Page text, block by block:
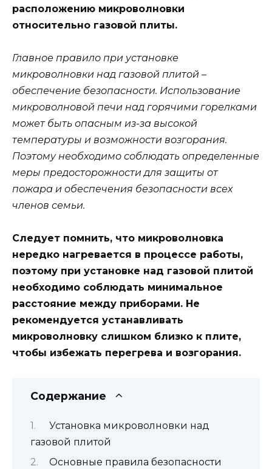
расположению микроволновки
относительно газовой плиты.
Главное правило при установке
микроволновки над газовой плитой –
обеспечение безопасности. Использование
микроволновой печи над горячими горелками
может быть опасным из-за высокой
температуры и возможности возгорания.
Поэтому необходимо соблюдать определенные
меры предосторожности для защиты от
пожара и обеспечения безопасности всех
членов семьи.
Следует помнить, что микроволновка
нередко нагревается в процессе работы,
поэтому при установке над газовой плитой
необходимо соблюдать минимальное
расстояние между приборами. Не
рекомендуется устанавливать
микроволновку слишком близко к плите,
чтобы избежать перегрева и возгорания.
Содержание
Установка микроволновки над
газовой плитой
Основные правила безопасности